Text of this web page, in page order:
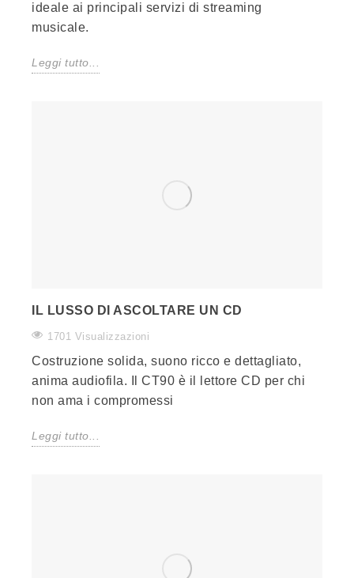
ideale ai principali servizi di streaming
musicale.
Leggi tutto...
IL LUSSO DI ASCOLTARE UN CD
1701 Visualizzazioni
Costruzione solida, suono ricco e dettagliato,
anima audiofila. Il CT90 è il lettore CD per chi
non ama i compromessi
Leggi tutto...